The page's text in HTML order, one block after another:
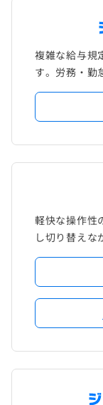
複雑な給与規
す。労務・勤
軽快な操作性
し切り替えな